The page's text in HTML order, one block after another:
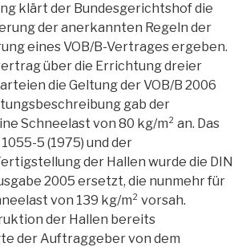
klärt der Bundesgerichtshof die
der anerkannten Regeln der
eines VOB/B-Vertrages ergeben.
über die Errichtung dreier
die Geltung der VOB/B 2006
gab der
Schneelast von 80 kg/m² an. Das
5 (1975) und der
der Hallen wurde die DIN
2005 ersetzt, die nunmehr für
von 139 kg/m² vorsah.
der Hallen bereits
der Auftraggeber von dem